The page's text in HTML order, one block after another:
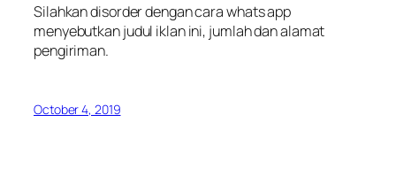
Silahkan disorder dengan cara whats app
menyebutkan judul iklan ini, jumlah dan alamat
pengiriman.
October 4, 2019